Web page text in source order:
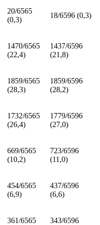
20/6565
(0,3)
18/6596 (0,3)
1470/6565
(22,4)
1437/6596
(21,8)
1859/6565
(28,3)
1859/6596
(28,2)
1732/6565
(26,4)
1779/6596
(27,0)
669/6565
(10,2)
723/6596
(11,0)
454/6565
(6,9)
437/6596
(6,6)
361/6565
343/6596